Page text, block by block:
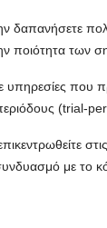
δαπανήσετε
ποιότητα των
υπηρεσίες που
(trial-
με το